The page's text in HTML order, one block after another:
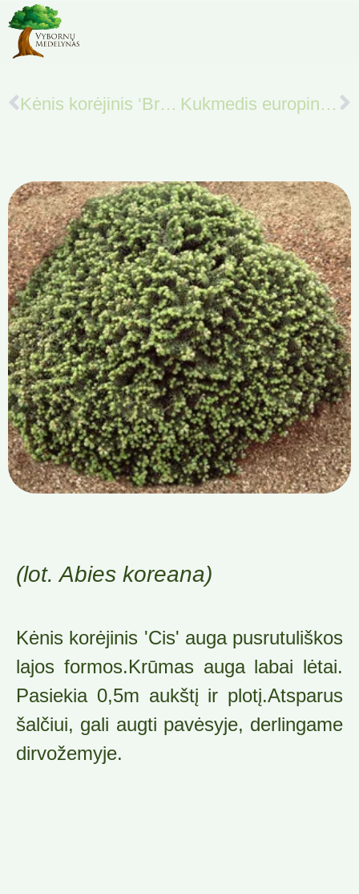
Kėnis korėjinis ‘Brillant‘ Kukmedis europinis „Fastigiata”
(lot. Abies koreana)
Kėnis korėjinis 'Cis' auga pusrutuliškos
lajos formos.Krūmas auga labai lėtai.
Pasiekia 0,5m aukštį ir plotį.Atsparus
šalčiui, gali augti pavėsyje, derlingame
dirvožemyje.